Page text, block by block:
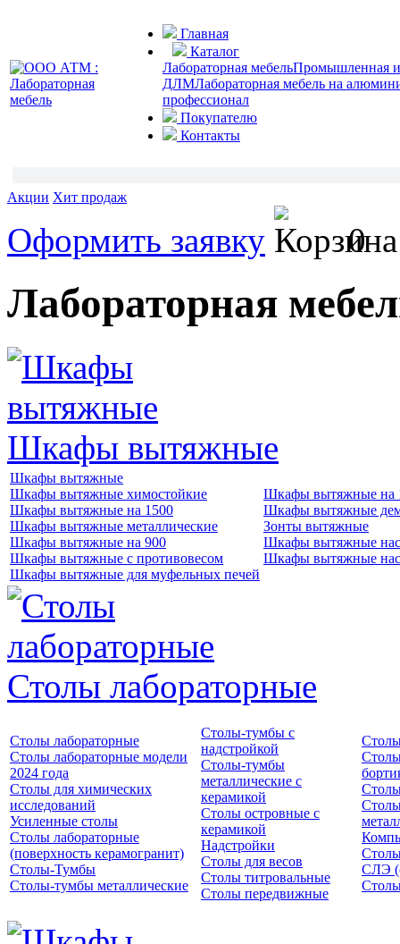
Главная
Каталог
Лабораторная мебельПромышленная и
ДЛМЛабораторная мебель на
профессионал
Покупателю
Контакты
Акции Хит продаж
Оформить заявку 0
Лабораторная
Шкафы вытяжные
Шкафы вытяжные
Шкафы вытяжные химостойкие
Шкафы вытяжные на 1500
Шкафы вытяжные металлические
Шкафы вытяжные на 900
Шкафы вытяжные с противовесом
Шкафы вытяжные для муфельных печей
Шкафы вытяжные на
Шкафы вытяжные
Зонты вытяжные
Шкафы вытяжные
Шкафы вытяжные
Столы лабораторные
Столы лабораторные
Столы лабораторные модели
2024 года
Столы для химических
исследований
Усиленные столы
Столы лабораторные
(поверхность керамогранит)
Столы-Тумбы
Столы-тумбы металлические
Столы-тумбы с
надстройкой
Столы-тумбы
металлические с
керамикой
Столы островные с
керамикой
Надстройки
Столы для весов
Столы титровальные
Столы передвижные
СЛЭ